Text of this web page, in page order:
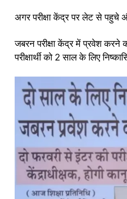
अगर परीक्षा केंद्र पर लेट से पहुचे
जबरन परीक्षा केंद्र में प्रवेश करने
परीक्षार्थी को 2 साल के लिए